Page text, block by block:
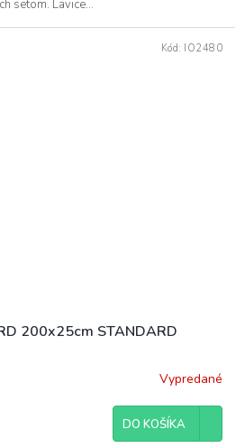
setom. Lavice...
200x25cm STANDARD
Vypredané
DO KOŠÍKA
Kód: IO2480